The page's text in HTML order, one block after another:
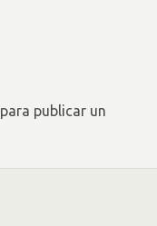
para publicar un